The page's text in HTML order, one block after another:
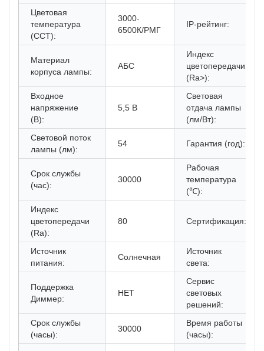
Цветовая
температура
(CCT):
3000-
6500К/РМГ
IP-рейтинг:
Материал
корпуса лампы:
АБС
Индекс
цветопередачи
(Ra>):
Входное
напряжение
(В):
5,5 В
Световая
отдача лампы
(лм/Вт):
Световой поток
лампы (лм):
54 Гарантия (год):
Срок службы
(час):
30000
Рабочая
температура
(℃):
Индекс
цветопередачи
(Ra):
80 Сертификация:
Источник
питания:
Солнечная
Источник
света:
Поддержка
Диммер:
НЕТ
Сервис
световых
решений:
Срок службы
(часы):
30000
Время работы
(часы):